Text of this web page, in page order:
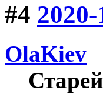
#4
OlaKiev